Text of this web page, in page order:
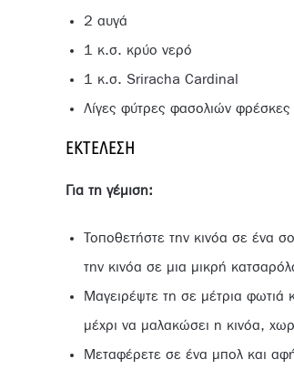
2 αυγά
1 κ.σ. κρύο νερό
1 κ.σ. Sriracha Cardinal
Λίγες φύτρες φασολιών φρέσκες
ΕΚΤΈΛΕΣΗ
Για τη γέμιση:
Τοποθετήστε την κινόα σε ένα
την κινόα σε μια μικρή
Μαγειρέψτε τη σε μέτρια φωτιά
μέχρι να μαλακώσει η κινόα,
Μεταφέρετε σε ένα μπολ και